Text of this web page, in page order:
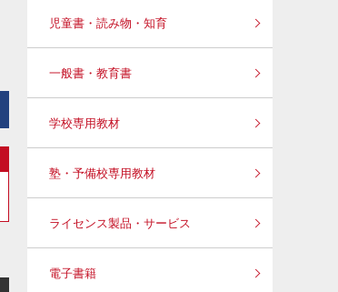
児童書・読み物・知育
一般書・教育書
学校専用教材
塾・予備校専用教材
ライセンス製品・サービス
電子書籍